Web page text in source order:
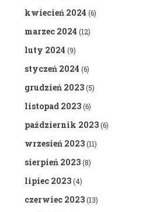
kwiecień 2024 (6)
marzec 2024 (12)
luty 2024 (9)
styczeń 2024 (6)
grudzień 2023(5)
listopad 2023(6)
październik 2023(6)
wrzesień 2023(11)
sierpień 2023(8)
lipiec 2023(4)
czerwiec 2023(13)